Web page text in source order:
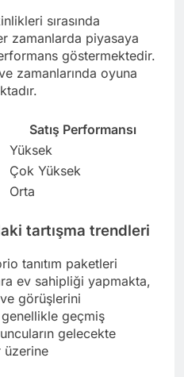
sırasında
zamanlarda piyasaya
göstermektedir.
zamanlarında oyuna
Satış Performansı
Yüksek
Çok Yüksek
Orta
tartışma trendleri
tanıtım paketleri
ev sahipliği yapmakta,
görüşlerini
geçmiş
gelecekte
üzerine